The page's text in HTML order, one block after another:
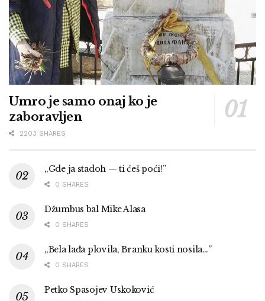
Umro je samo onaj ko je
zaboravljen
2203 SHARES
„Gde ja stadoh — ti ćeš poći!”
0 SHARES
Džumbus bal Mike Alasa
0 SHARES
„Bela lađa plovila, Branku kosti nosila…”
0 SHARES
Petko Spasojev Uskoković